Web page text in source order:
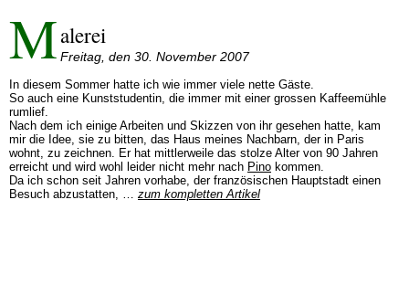
Malerei
Freitag, den 30. November 2007
In diesem Sommer hatte ich wie immer viele nette Gäste.
So auch eine Kunststudentin, die immer mit einer grossen Kaffeemühle
rumlief.
Nach dem ich einige Arbeiten und Skizzen von ihr gesehen hatte, kam
mir die Idee, sie zu bitten, das Haus meines Nachbarn, der in Paris
wohnt, zu zeichnen. Er hat mittlerweile das stolze Alter von 90 Jahren
erreicht und wird wohl leider nicht mehr nach Pino kommen.
Da ich schon seit Jahren vorhabe, der französischen Hauptstadt einen
Besuch abzustatten, … zum kompletten Artikel